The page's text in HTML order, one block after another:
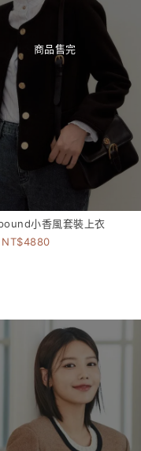
商品售完
小香風套裝上衣
4880